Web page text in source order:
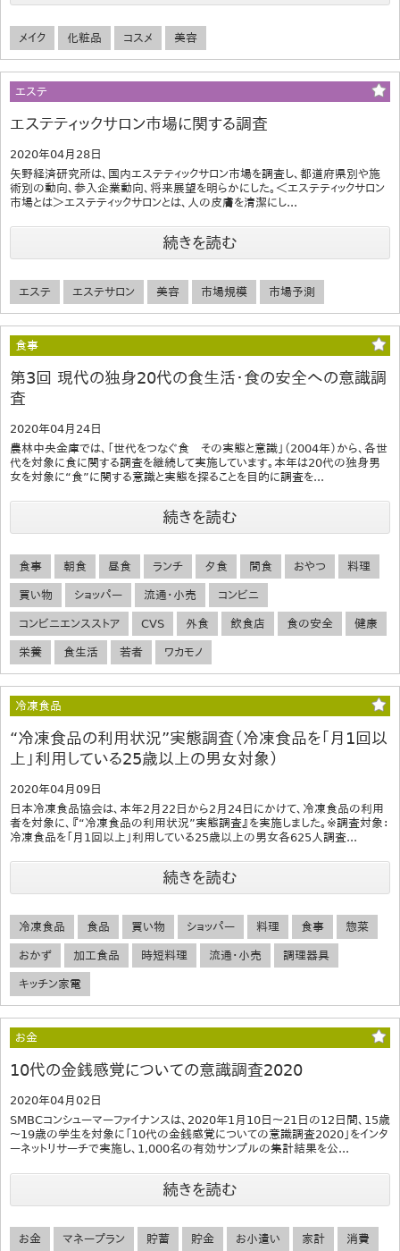
メイク 化粧品 コスメ 美容
エステ
エステティックサロン市場に関する調査
2020年04月28日
矢野経済研究所は、国内エステティックサロン市場を調査し、都道府県別や施
術別の動向、参入企業動向、将来展望を明らかにした。＜エステティックサロン
市場とは＞エステティックサロンとは、人の皮膚を清潔にし...
続きを読む
エステ エステサロン 美容 市場規模 市場予測
食事
第3回 現代の独身20代の食生活・食の安全への意識調
査
2020年04月24日
農林中央金庫では、「世代をつなぐ食 その実態と意識」（2004年）から、各世
代を対象に食に関する調査を継続して実施しています。本年は20代の独身男
女を対象に“食”に関する意識と実態を探ることを目的に調査を...
続きを読む
食事 朝食 昼食 ランチ 夕食 間食 おやつ 料理
買い物 ショッパー 流通・小売 コンビニ
コンビニエンスストア CVS 外食 飲食店 食の安全 健康
栄養 食生活 若者 ワカモノ
冷凍食品
“冷凍食品の利用状況”実態調査（冷凍食品を「月1回以
上」利用している25歳以上の男女対象）
2020年04月09日
日本冷凍食品協会は、本年2月22日から2月24日にかけて、冷凍食品の利用
者を対象に、『“冷凍食品の利用状況”実態調査』を実施しました。※調査対象：
冷凍食品を「月1回以上」利用している25歳以上の男女各625人調査...
続きを読む
冷凍食品 食品 買い物 ショッパー 料理 食事 惣菜
おかず 加工食品 時短料理 流通・小売 調理器具
キッチン家電
お金
10代の金銭感覚についての意識調査2020
2020年04月02日
SMBCコンシューマーファイナンスは、2020年1月10日～21日の12日間、15歳
～19歳の学生を対象に「10代の金銭感覚についての意識調査2020」をインタ
ーネットリサーチで実施し、1,000名の有効サンプルの集計結果を公...
続きを読む
お金 マネープラン 貯蓄 貯金 お小遣い 家計 消費